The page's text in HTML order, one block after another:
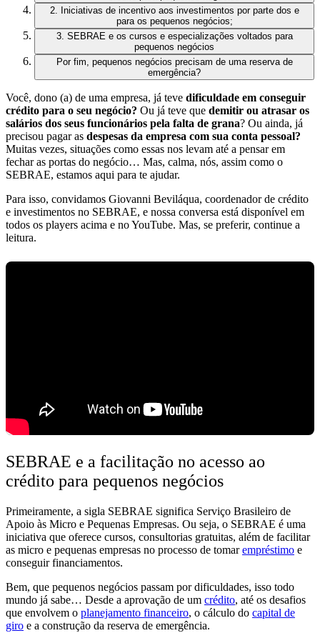
2. Iniciativas de incentivo aos investimentos por parte dos e
para os pequenos negócios;
3. SEBRAE e os cursos e especializações voltados para
pequenos negócios
Por fim, pequenos negócios precisam de uma reserva de
emergência?
Você, dono (a) de uma empresa, já teve dificuldade em conseguir
crédito para o seu negócio? Ou já teve que demitir ou atrasar os
salários dos seus funcionários pela falta de grana? Ou ainda, já
precisou pagar as despesas da empresa com sua conta pessoal?
Muitas vezes, situações como essas nos levam até a pensar em
fechar as portas do negócio… Mas, calma, nós, assim como o
SEBRAE, estamos aqui para te ajudar.
Para isso, convidamos Giovanni Beviláqua, coordenador de crédito
e investimentos no SEBRAE, e nossa conversa está disponível em
todos os players acima e noYouTube. Mas, se preferir, continue a
leitura.
SEBRAE e a facilitação no acesso ao
crédito para pequenos negócios
Primeiramente, a sigla SEBRAE significa Serviço Brasileiro de
Apoio às Micro e Pequenas Empresas. Ou seja, o SEBRAE é uma
iniciativa que oferece cursos, consultorias gratuitas, além de facilitar
as micro e pequenas empresas no processo de tomarempréstimo e
conseguir financiamentos.
Bem, que pequenos negócios passam por dificuldades, isso todo
mundo já sabe… Desde a aprovação de um crédito, até os desafios
que envolvem o planejamento financeiro, o cálculo do capital de
giro e a construção da reserva de emergência.